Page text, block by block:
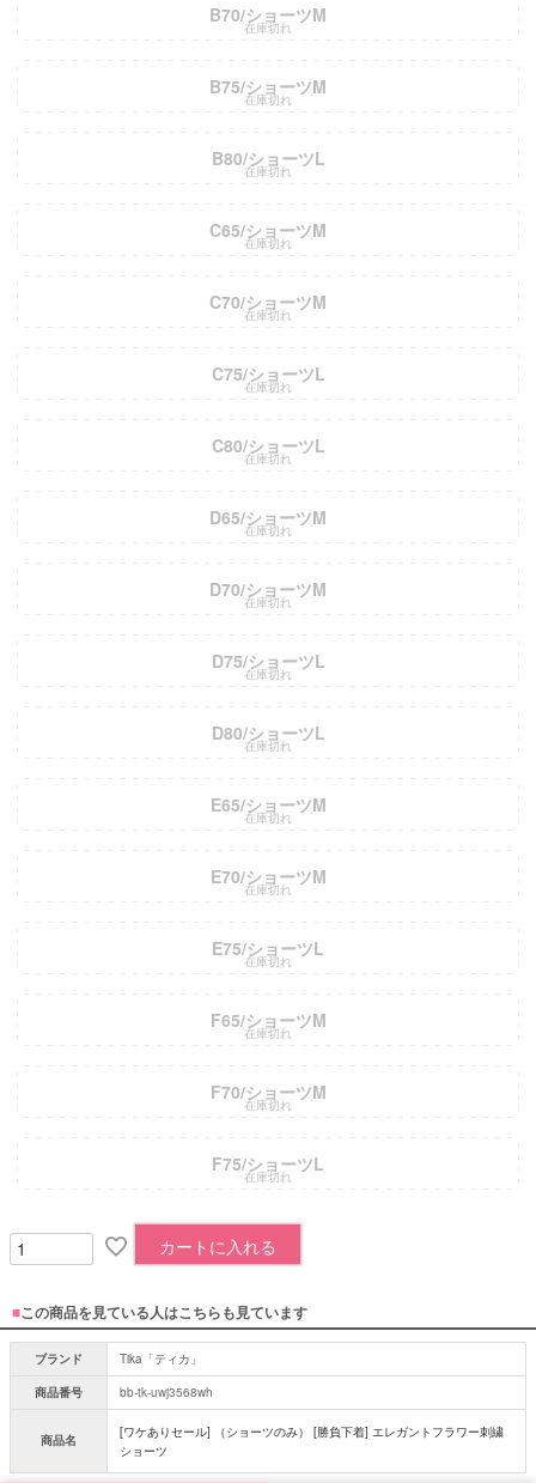
B70/ショーツM
在庫切れ
B75/ショーツM
在庫切れ
B80/ショーツL
在庫切れ
C65/ショーツM
在庫切れ
C70/ショーツM
在庫切れ
C75/ショーツL
在庫切れ
C80/ショーツL
在庫切れ
D65/ショーツM
在庫切れ
D70/ショーツM
在庫切れ
D75/ショーツL
在庫切れ
D80/ショーツL
在庫切れ
E65/ショーツM
在庫切れ
E70/ショーツM
在庫切れ
E75/ショーツL
在庫切れ
F65/ショーツM
在庫切れ
F70/ショーツM
在庫切れ
F75/ショーツL
在庫切れ
カートに入れる
■この商品を見ている人はこちらも見ています
ブランド
Tika「ティカ」
商品番号
bb-tk-uwj3568wh
商品名
[ワケありセール] （ショーツのみ） [勝負下着] エレガントフラワー刺繍
ショーツ